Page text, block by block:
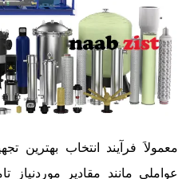
معمولاَ فرآیند انتخاب بهترین
عواملی مانند مقادیر